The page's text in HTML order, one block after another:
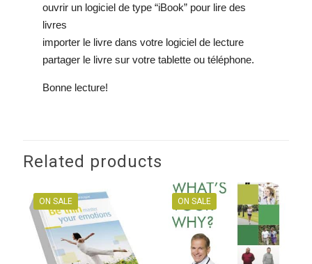
ouvrir un logiciel de type “iBook” pour lire des
livres
importer le livre dans votre logiciel de lecture
partager le livre sur votre tablette ou téléphone.
Bonne lecture!
Related products
ON SALE ON SALE